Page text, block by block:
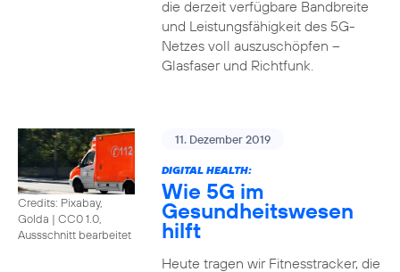
die derzeit verfügbare Bandbreite
und Leistungsfähigkeit des 5G-
Netzes voll auszuschöpfen –
Glasfaser und Richtfunk.
Credits: Pixabay,
Golda | CC0 1.0,
Aussschnitt bearbeitet
11. Dezember 2019
DIGITAL HEALTH:
Wie 5G im
Gesundheitswesen
hilft
Heute tragen wir Fitnesstracker, die